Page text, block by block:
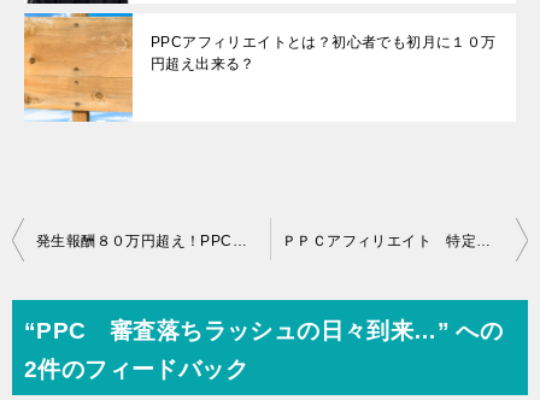
PPCアフィリエイトとは？初心者でも初月に１０万
円超え出来る？
投
ゲ
“PPC 審査落ちラッシュの日々到来…” への
2件のフィードバック